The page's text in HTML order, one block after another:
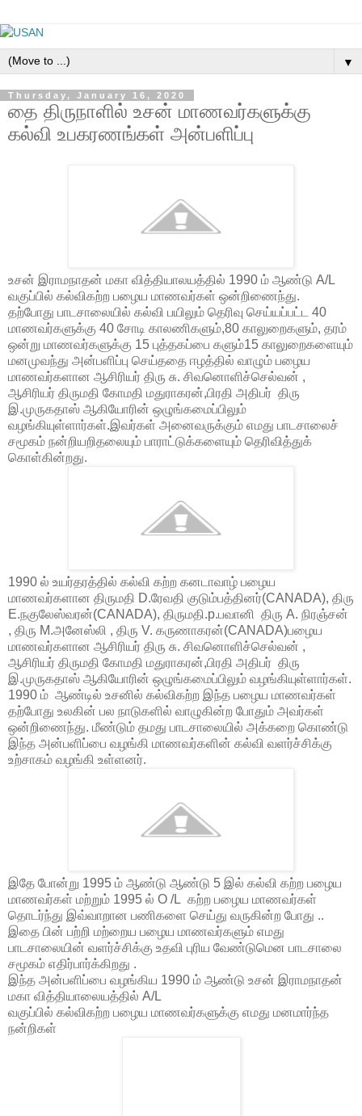
▼
Thursday, January 16, 2020
தை திருநாளில் உசன் மாணவர்களுக்கு
கல்வி உபகரணங்கள் அன்பளிப்பு
உசன் இராமநாதன் மகா வித்தியாலயத்தில் 1990 ம் ஆண்டு A/L
வகுப்பில் கல்விகற்ற பழைய மாணவர்கள் ஒன்றிணைந்து.
தற்போது பாடசாலையில் கல்வி பயிலும் தெரிவு செய்யப்பட்ட 40
மாணவர்களுக்கு 40 சோடி காலணிகளும்,80 காலுறைகளும், தரம்
ஒன்று மாணவர்களுக்கு 15 புத்தகப்பை களும்15 காலுறைகளையும்
மனமுவந்து அன்பளிப்பு செய்ததை ஈழத்தில் வாழும் பழைய
மாணவர்களான ஆசிரியர் திரு சு. சிவனொளிச்செல்வன் ,
ஆசிரியர் திருமதி கோமதி மதுராகரன்,பிரதி அதிபர் திரு
இ.முருகதாஸ் ஆகியோரின் ஒழுங்கமைப்பிலும்
வழங்கியுள்ளார்கள்.இவர்கள் அனைவருக்கும் எமது பாடசாலைச்
சமூகம் நன்றியறிதலையும் பாராட்டுக்களையும் தெரிவித்துக்
கொள்கின்றது.
1990 ல் உயர்தரத்தில் கல்வி கற்ற கனடாவாழ் பழைய
மாணவர்களான திருமதி D.ரேவதி குடும்பத்தினர்(CANADA), திரு
E.நகுலேஸ்வரன்(CANADA), திருமதி.p.பவானி திரு A. நிரஞ்சன்
, திரு M.அனேஸ்லி , திரு V. கருணாகரன்(CANADA)பழைய
மாணவர்களான ஆசிரியர் திரு சு. சிவனொளிச்செல்வன் ,
ஆசிரியர் திருமதி கோமதி மதுராகரன்,பிரதி அதிபர் திரு
இ.முருகதாஸ் ஆகியோரின் ஒழுங்கமைப்பிலும் வழங்கியுள்ளார்கள்.
1990 ம் ஆண்டில் உசனில் கல்விகற்ற இந்த பழைய மாணவர்கள்
தற்போது உலகின் பல நாடுகளில் வாழுகின்ற போதும் அவர்கள்
ஒன்றிணைந்து. மீண்டும் தமது பாடசாலையில் அக்கறை கொண்டு
இந்த அன்பளிப்பை வழங்கி மாணவர்களின் கல்வி வளர்ச்சிக்கு
உற்சாகம் வழங்கி உள்ளனர்.
இதே போன்று 1995 ம் ஆண்டு ஆண்டு 5 இல் கல்வி கற்ற பழைய
மாணவர்கள் மற்றும் 1995 ல் O /L கற்ற பழைய மாணவர்கள்
தொடர்ந்து இவ்வாறான பணிகளை செய்து வருகின்ற போது ..
இதை பின் பற்றி மற்றைய பழைய மாணவர்களும் எமது
பாடசாலையின் வளர்ச்சிக்கு உதவி புரிய வேண்டுமென பாடசாலை
சமூகம் எதிர்பார்க்கிறது .
இந்த அன்பளிப்பை வழங்கிய 1990 ம் ஆண்டு உசன் இராமநாதன்
மகா வித்தியாலையத்தில் A/L
வகுப்பில் கல்விகற்ற பழைய மாணவர்களுக்கு எமது மனமார்ந்த
நன்றிகள்